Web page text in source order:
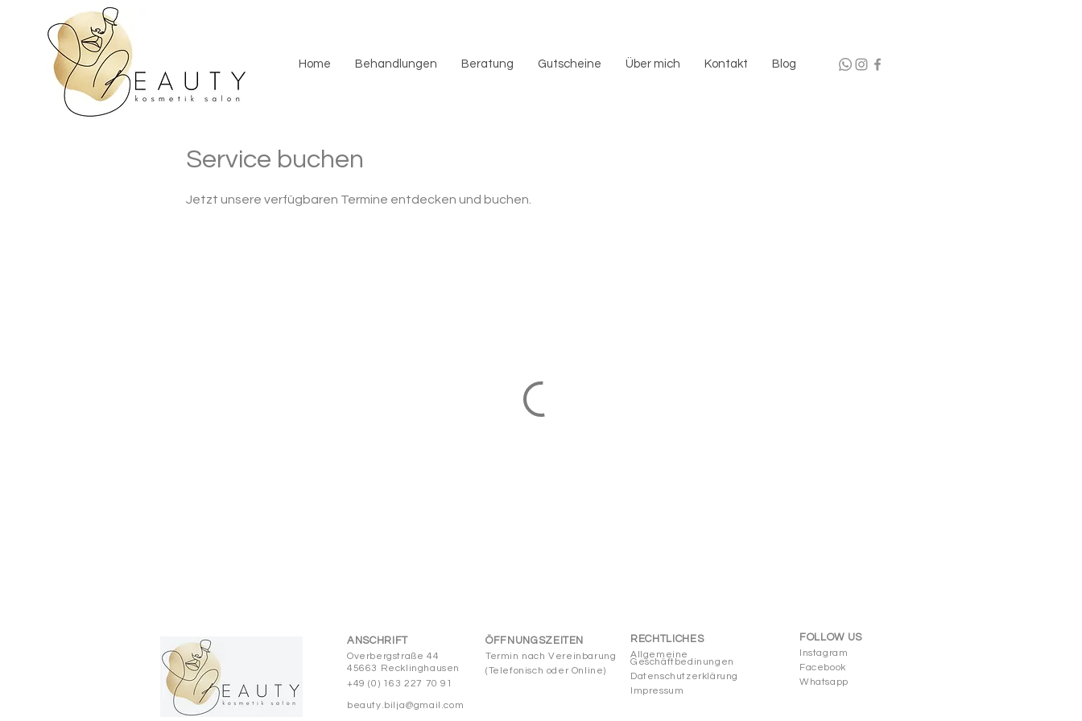
Home Behandlungen Beratung Gutscheine Über mich Kontakt Blog
Service buchen
Jetzt unsere verfügbaren Termine entdecken und buchen.
ANSCHRIFT
Overbergstraße 44
45663 Recklinghausen
+49 (0) 163 227 70 91
beauty.bilja@gmail.com
ÖFFNUNGSZEITEN
Termin nach Vereinbarung
(Telefonisch oder Online)
RECHTLICHES
Allgemeine
Geschäftbedinungen
Datenschutzerklärung
Impressum
FOLLOW US
Instagram
Facebook
Whatsapp